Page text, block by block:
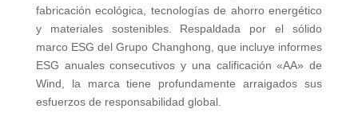
fabricación ecológica, tecnologías de ahorro energético
y materiales sostenibles. Respaldada por el sólido
marco ESG del Grupo Changhong, que incluye informes
ESG anuales consecutivos y una calificación «AA» de
Wind, la marca tiene profundamente arraigados sus
esfuerzos de responsabilidad global.